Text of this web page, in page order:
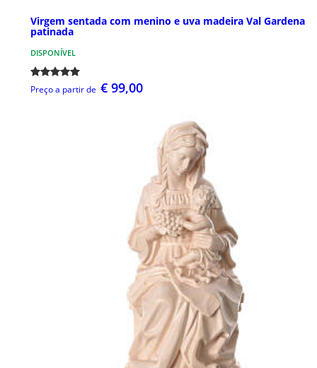
Virgem sentada com menino e uva madeira Val Gardena
patinada
DISPONÍVEL
Preço a partir de € 99,00